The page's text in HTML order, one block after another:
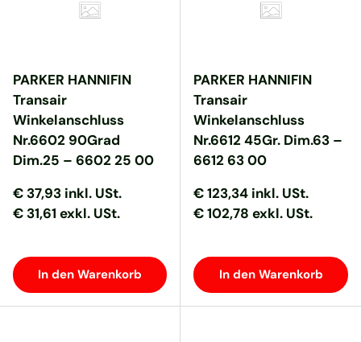
PARKER HANNIFIN
Transair
Winkelanschluss
Nr.6602 90Grad
Dim.25 – 6602 25 00
Normaler Preis
Normaler Preis
€ 37,93 inkl. USt.
€ 31,61 exkl. USt.
In den Warenkorb
PARKER HANNIFIN
Transair
Winkelanschluss
Nr.6612 45Gr. Dim.63 –
6612 63 00
Normaler Preis
Normaler Preis
€ 123,34 inkl. USt.
€ 102,78 exkl. USt.
In den Warenkorb